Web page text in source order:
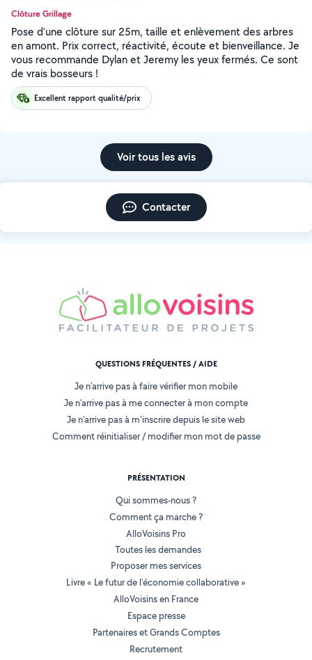
Clôture Grillage
Pose d’une clôture sur 25m, taille et enlèvement des arbres
en amont. Prix correct, réactivité, écoute et bienveillance. Je
vous recommande Dylan et Jeremy les yeux fermés. Ce sont
de vrais bosseurs !
Excellent rapport qualité/prix
Voir tous les avis
Contacter
QUESTIONS FRÉQUENTES / AIDE
Je n'arrive pas à faire vérifier mon mobile
Je n'arrive pas à me connecter à mon compte
Je n'arrive pas à m'inscrire depuis le site web
Comment réinitialiser / modifier mon mot de passe
PRÉSENTATION
Qui sommes-nous ?
Comment ça marche ?
AlloVoisins Pro
Toutes les demandes
Proposer mes services
Livre « Le futur de l'économie collaborative »
AlloVoisins en France
Espace presse
Partenaires et Grands Comptes
Recrutement